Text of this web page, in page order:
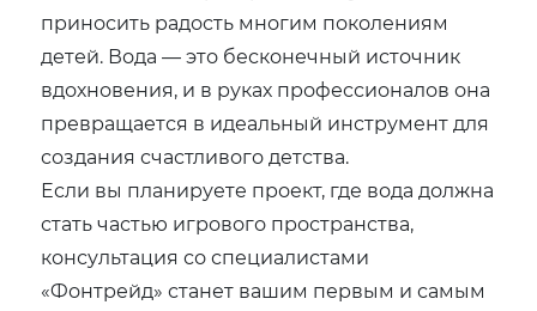
приносить радость многим поколениям
детей. Вода — это бесконечный источник
вдохновения, и в руках профессионалов она
превращается в идеальный инструмент для
создания счастливого детства.
Если вы планируете проект, где вода должна
стать частью игрового пространства,
консультация со специалистами
«Фонтрейд» станет вашим первым и самым